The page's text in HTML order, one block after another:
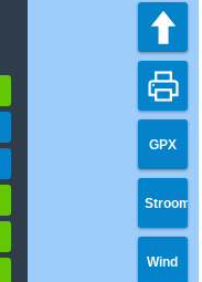
GPX
Stroom
Wind